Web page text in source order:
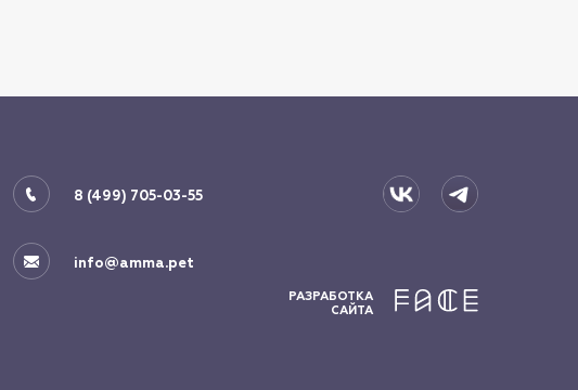
8 (499) 705-03-55
info@amma.pet
РАЗРАБОТКА
САЙТА